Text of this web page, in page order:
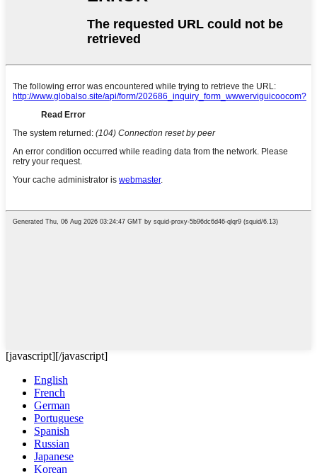
[javascript][/javascript]
English
French
German
Portuguese
Spanish
Russian
Japanese
Korean